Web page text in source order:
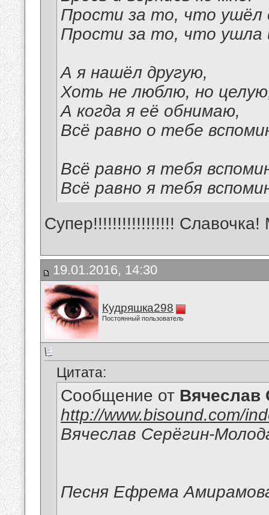
Прости за то, что ушёл
Прости за то, что
А я нашёл другую,
Хоть не люблю, но
А когда я её обнимаю,
Всё равно о тебе
Всё равно я тебя
Всё равно я тебя
Супер!!!!!!!!!!!!!!!!! Славочка!
19.01.2016, 14:30
Кудряшка298
Постоянный пользователь
Цитата:
Сообщение от Вячеслав
http://www.bisound.com/
Вячеслав Серёгин-
Песня Ефрема